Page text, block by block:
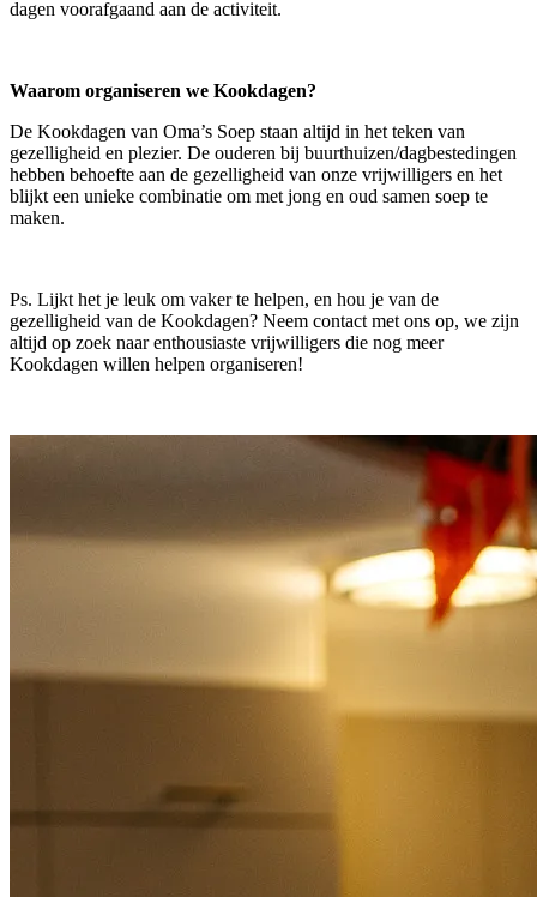
dagen voorafgaand aan de activiteit.
Waarom organiseren we Kookdagen?
De Kookdagen van Oma’s Soep staan altijd in het teken van
gezelligheid en plezier. De ouderen bij buurthuizen/dagbestedingen
hebben behoefte aan de gezelligheid van onze vrijwilligers en het
blijkt een unieke combinatie om met jong en oud samen soep te
maken.
Ps. Lijkt het je leuk om vaker te helpen, en hou je van de
gezelligheid van de Kookdagen? Neem contact met ons op, we zijn
altijd op zoek naar enthousiaste vrijwilligers die nog meer
Kookdagen willen helpen organiseren!